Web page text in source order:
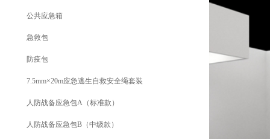
公共应急箱
急救包
防疫包
7.5mm×20m应急逃生自救安全绳套装
人防战备应急包A（标准款）
人防战备应急包B（中级款）